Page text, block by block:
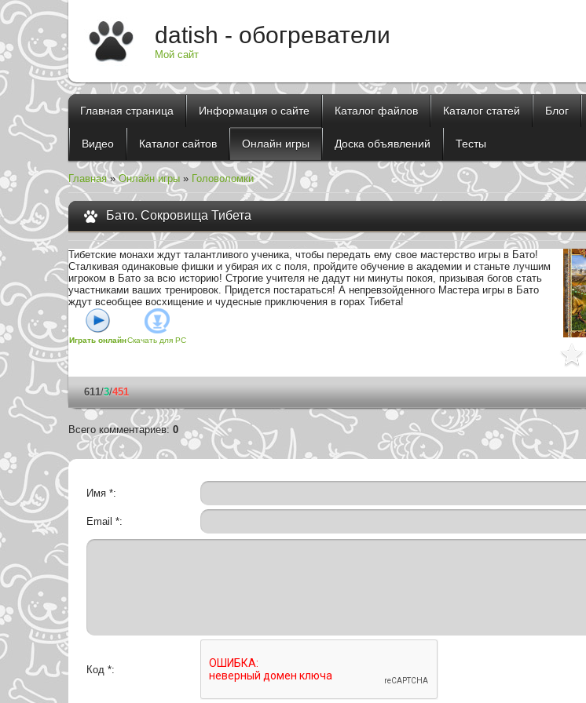
datish - обогреватели
Мой сайт
Главная страница Информация о сайте Каталог файлов Каталог статей Блог
Видео Каталог сайтов Онлайн игры Доска объявлений Тесты
Главная»Онлайн игры » Головоломки
Бато. Сокровища Тибета
Тибетские монахи ждут талантливого ученика, чтобы передать ему свое мастерство игры в Бато!
Сталкивая одинаковые фишки и убирая их с поля, пройдите обучение в академии и станьте лучшим
игроком в Бато за всю историю! Строгие учителя не дадут ни минуты покоя, призывая богов стать
участниками ваших тренировок. Придется постараться! А непревзойденного Мастера игры в Бато
ждут всеобщее восхищение и чудесные приключения в горах Тибета!
Играть онлайнСкачать для PC
611/3/451
Всего комментариев: 0
Имя *:
Email *:
Код *: